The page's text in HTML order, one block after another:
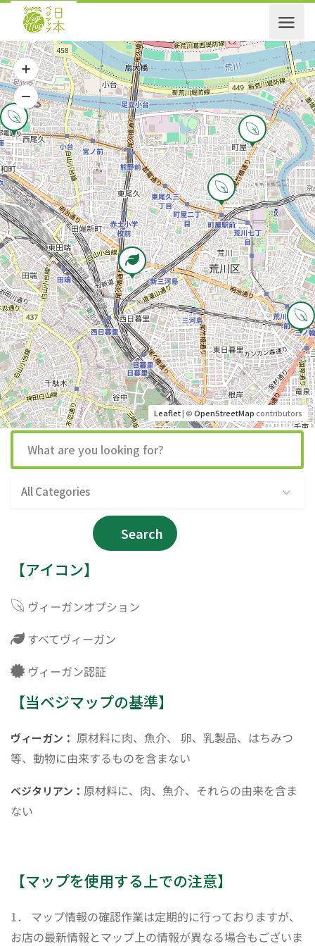
Leaflet| ©OpenStreetMapcontributors
All Categories
Search
【アイコン】
ヴィーガンオプション
すべてヴィーガン
ヴィーガン認証
【当ベジマップの基準】
ヴィーガン： 原材料に肉、魚介、 卵、乳製品、はちみつ
等、動物に由来するものを含まない
ベジタリアン： 原材料に、肉、魚介、それらの由来を含ま
ない
【マップを使用する上での注意】
1． マップ情報の確認作業は定期的に行っておりますが、
お店の最新情報とマップ上の情報が異なる場合もございま